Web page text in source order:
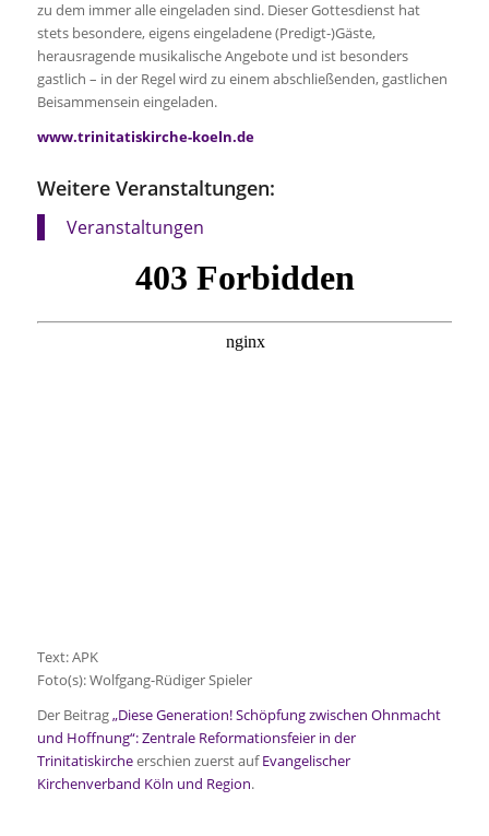
zu dem immer alle eingeladen sind. Dieser Gottesdienst hat
stets besondere, eigens eingeladene (Predigt-)Gäste,
herausragende musikalische Angebote und ist besonders
gastlich – in der Regel wird zu einem abschließenden, gastlichen
Beisammensein eingeladen.
www.trinitatiskirche-koeln.de
Weitere Veranstaltungen:
Veranstaltungen
Text: APK
Foto(s): Wolfgang-Rüdiger Spieler
Der Beitrag„Diese Generation! Schöpfung zwischen Ohnmacht
und Hoffnung“: Zentrale Reformationsfeier in der
Trinitatiskircheerschien zuerst aufEvangelischer
Kirchenverband Köln und Region.